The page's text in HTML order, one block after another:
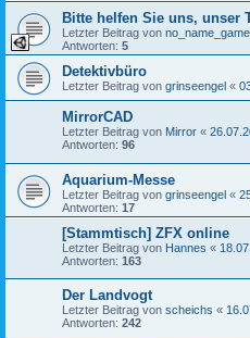
Bitte helfen Sie uns, unser
Letzter Beitrag von
Antworten: 5
Detektivbüro
Letzter Beitrag von grinseengel «
MirrorCAD
Letzter Beitrag von Mirror «
Antworten: 96
Aquarium-Messe
Letzter Beitrag von grinseengel «
Antworten: 17
[Stammtisch] ZFX online
Letzter Beitrag von Hannes «
Antworten: 163
Der Landvogt
Letzter Beitrag von scheichs «
Antworten: 242